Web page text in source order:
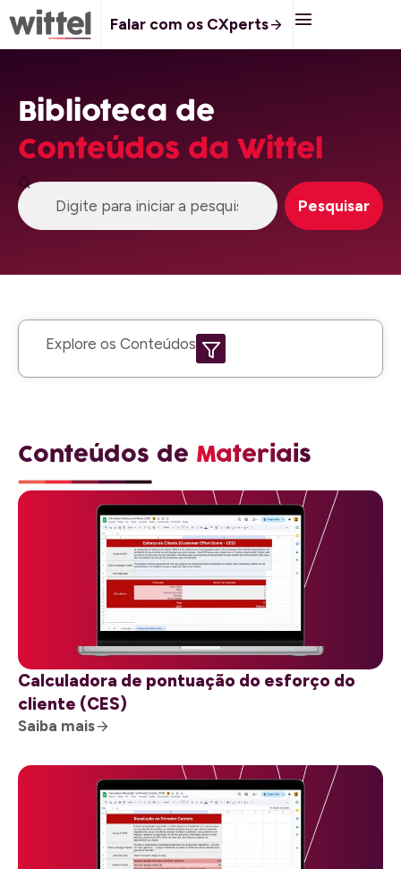
Falar com os CXperts
Biblioteca de
Conteúdos da Wittel
Pesquisar
Explore os Conteúdos
Conteúdos de Materiais
Calculadora de pontuação do esforço do
cliente (CES)
Saiba mais